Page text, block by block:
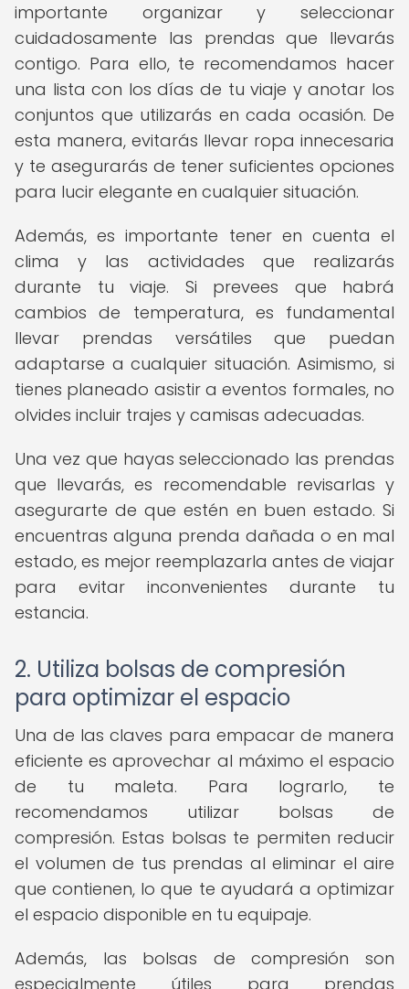
importante organizar y seleccionar
cuidadosamente las prendas que llevarás
contigo. Para ello, te recomendamos hacer
una lista con los días de tu viaje y anotar los
conjuntos que utilizarás en cada ocasión. De
esta manera, evitarás llevar ropa innecesaria
y te asegurarás de tener suficientes opciones
para lucir elegante en cualquier situación.
Además, es importante tener en cuenta el
clima y las actividades que realizarás
durante tu viaje. Si prevees que habrá
cambios de temperatura, es fundamental
llevar prendas versátiles que puedan
adaptarse a cualquier situación. Asimismo, si
tienes planeado asistir a eventos formales, no
olvides incluir trajes y camisas adecuadas.
Una vez que hayas seleccionado las prendas
que llevarás, es recomendable revisarlas y
asegurarte de que estén en buen estado. Si
encuentras alguna prenda dañada o en mal
estado, es mejor reemplazarla antes de viajar
para evitar inconvenientes durante tu
estancia.
2. Utiliza bolsas de compresión
para optimizar el espacio
Una de las claves para empacar de manera
eficiente es aprovechar al máximo el espacio
de tu maleta. Para lograrlo, te
recomendamos utilizar bolsas de
compresión. Estas bolsas te permiten reducir
el volumen de tus prendas al eliminar el aire
que contienen, lo que te ayudará a optimizar
el espacio disponible en tu equipaje.
Además, las bolsas de compresión son
especialmente útiles para prendas